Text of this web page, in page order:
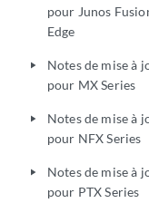
pour Junos
Edge
play_arrow
Notes de mise à
pour MX Series
play_arrow
Notes de mise à
pour NFX Series
play_arrow
Notes de mise à
pour PTX Series